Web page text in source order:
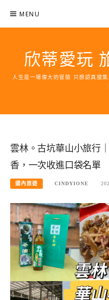
content
MENU
欣蒂愛玩
人生是一場偉大的冒險 只想認真搜
雲林。古坑華山小旅行
香，一次收進口袋名單
國內旅遊 CINDYIONE